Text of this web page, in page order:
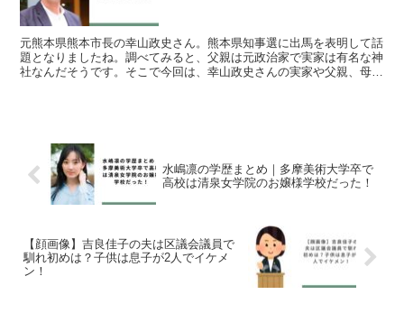
元熊本県熊本市長の幸山政史さん。熊本県知事選に出馬を表明して話
題となりましたね。調べてみると、父親は元政治家で実家は有名な神
社なんだそうです。そこで今回は、幸山政史さんの実家や父親、母
水嶋凛の学歴まとめ｜多摩美術大学卒で
高校は清泉女学院のお嬢様学校だった！
【顔画像】吉良佳子の夫は区議会議員で
馴れ初めは？子供は息子が2人でイケメ
ン！